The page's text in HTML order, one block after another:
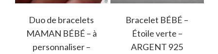
Duo de bracelets
MAMAN BÉBÉ – à
personnaliser –
Bracelet BÉBÉ –
Étoile verte –
ARGENT 925